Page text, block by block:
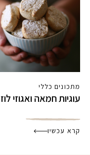
מתכונים כללי
עוגיות חמאה ואגוזי לוז
קרא עכשיו